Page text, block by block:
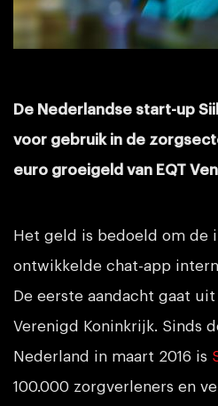
De Nederlandse start-up
voor gebruik in de
euro groeigeld van EQT
Het geld is bedoeld om de
ontwikkelde chat-app
De eerste aandacht gaat
Verenigd Koninkrijk. Sinds
Nederland in maart 2016 is
100.000 zorgverleners en